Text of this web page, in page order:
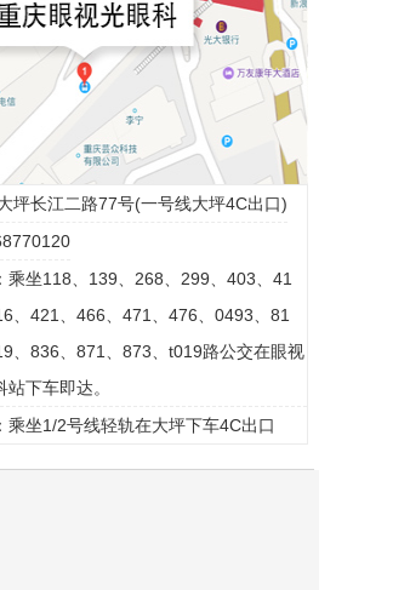
坪长江二路77号(一号线大坪4C出口)
乘坐118、139、268、299、403、41
、421、466、471、476、0493、81
、836、871、873、t019路公交在眼视
站下车即达。
乘坐1/2号线轻轨在大坪下车4C出口